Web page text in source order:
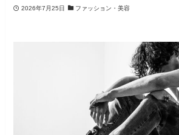
2026年7月25日 ファッション・美容